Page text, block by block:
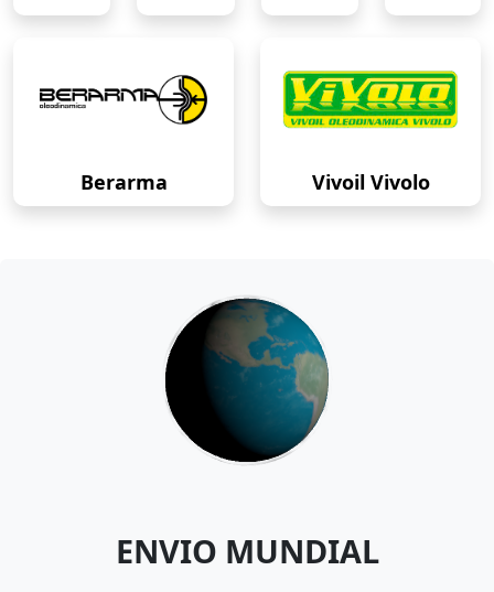
Berarma Vivoil Vivolo
ENVIO MUNDIAL